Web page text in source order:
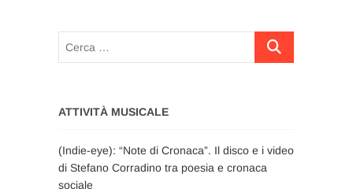
Cerca
ATTIVITÀ MUSICALE
(Indie-eye): “Note di Cronaca”. Il disco e i video
di Stefano Corradino tra poesia e cronaca
sociale